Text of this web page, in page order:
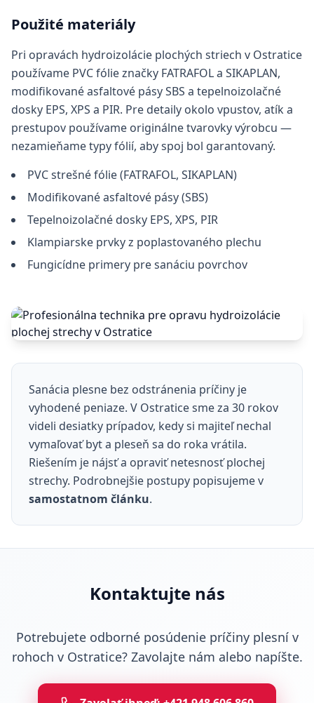
Použité materiály
Pri opravách hydroizolácie plochých striech v Ostratice
používame PVC fólie značky FATRAFOL a SIKAPLAN,
modifikované asfaltové pásy SBS a tepelnoizolačné
dosky EPS, XPS a PIR. Pre detaily okolo vpustov, atík a
prestupov používame originálne tvarovky výrobcu —
nezamieňame typy fólií, aby spoj bol garantovaný.
PVC strešné fólie (FATRAFOL, SIKAPLAN)
Modifikované asfaltové pásy (SBS)
Tepelnoizolačné dosky EPS, XPS, PIR
Klampiarske prvky z poplastovaného plechu
Fungicídne primery pre sanáciu povrchov
Sanácia plesne bez odstránenia príčiny je
vyhodené peniaze. V Ostratice sme za 30 rokov
videli desiatky prípadov, kedy si majiteľ nechal
vymaľovať byt a pleseň sa do roka vrátila.
Riešením je nájsť a opraviť netesnosť plochej
strechy. Podrobnejšie postupy popisujeme v
samostatnom článku.
Kontaktujte nás
Potrebujete odborné posúdenie príčiny plesní v
rohoch v Ostratice? Zavolajte nám alebo napíšte.